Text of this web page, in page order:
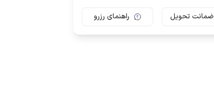
ضمانت تحویل راهنمای رزرو